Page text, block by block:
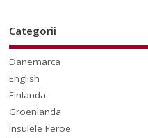
Categorii
Danemarca
English
Finlanda
Groenlanda
Insulele Feroe